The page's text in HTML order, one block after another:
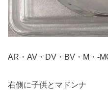
AR・AV・DV・BV・M・-
右側に子供とマドンナ